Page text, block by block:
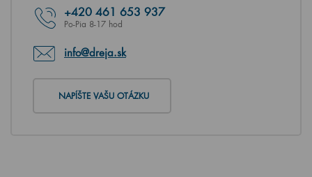
+420 461 653 937
Po-Pia 8-17 hod
info@dreja.sk
NAPÍŠTE VAŠU OTÁZKU